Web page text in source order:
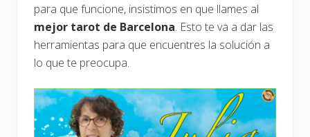
para que funcione, insistimos en que llames al
mejor tarot de Barcelona. Esto te va a dar las
herramientas para que encuentres la solución a
lo que te preocupa.